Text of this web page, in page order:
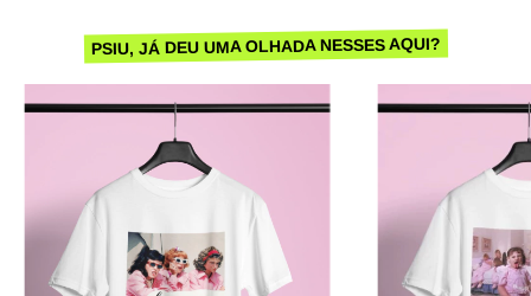
PSIU, JÁ DEU UMA OLHADA NESSES AQUI?